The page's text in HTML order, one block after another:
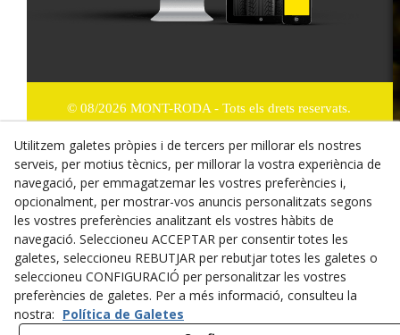
© 08/2026 MONT-RODA - Tots els drets reservats.
Política de Privacitat
Termes i condicions de compra
Dret de desistiment
Cookies
Mapa Web
Utilitzem galetes pròpies i de tercers per millorar els nostres
serveis, per motius tècnics, per millorar la vostra experiència de
navegació, per emmagatzemar les vostres preferències i,
opcionalment, per mostrar-vos anuncis personalitzats segons
les vostres preferències analitzant els vostres hàbits de
navegació. Seleccioneu ACCEPTAR per consentir totes les
galetes, seleccioneu REBUTJAR per rebutjar totes les galetes o
seleccioneu CONFIGURACIÓ per personalitzar les vostres
preferències de galetes. Per a més informació, consulteu la
nostra: Política de Galetes